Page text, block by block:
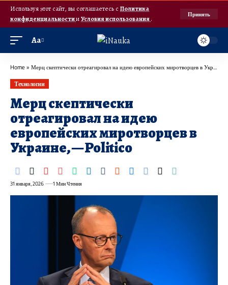
Используя этот сайт, вы соглашаетесь с Политика
конфиденциальностииУсловия использования.
Принять
Аа
Home » Мерц скептически отреагировал на идею европейских миротворцев в Украине, — Politico
Технологии
Мерц скептически
отреагировал на идею
европейских миротворцев в
Украине, — Politico
31 января, 2026 1 Мин Чтения